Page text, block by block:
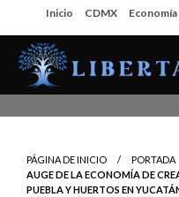
al
contenido
Inicio CDMX Economía
PÁGINA DE INICIO
PORTADA
AUGE DE LA ECONOMÍA DE
PUEBLA Y HUERTOS EN